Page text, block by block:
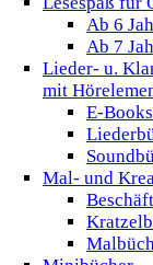
Ab 6
Ab 7
Lieder- u.
mit
E-
Mal- und